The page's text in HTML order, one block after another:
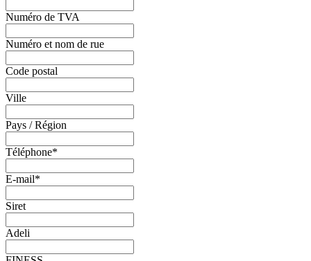
Numéro de TVA
Numéro et nom de rue
Code postal
Ville
Pays / Région
Téléphone*
E-mail*
Siret
Adeli